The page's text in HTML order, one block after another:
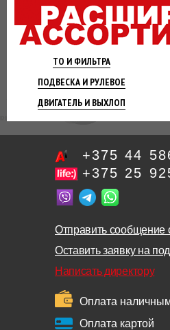
ТО И ФИЛЬТРА
ПОДВЕСКА И РУЛЕВОЕ
ДВИГАТЕЛЬ И ВЫХЛОП
+375 44
+375 25
Отправить сообщение
Оставить заявку на
Написать директору
Оплата
Оплата картой